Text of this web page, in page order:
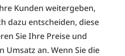
Kunden weitergeben,
dazu entscheiden, diese
Sie Ihre Preise und
an. Wenn Sie die